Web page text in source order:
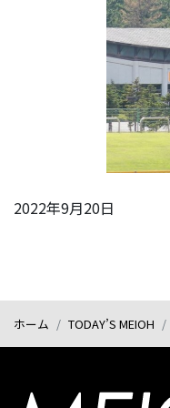
2022年9月20日
ホーム TODAY’S MEIOH